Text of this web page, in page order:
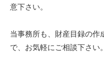
意下さい。
当事務所も、財産目録の作
で、お気軽にご相談下さい。